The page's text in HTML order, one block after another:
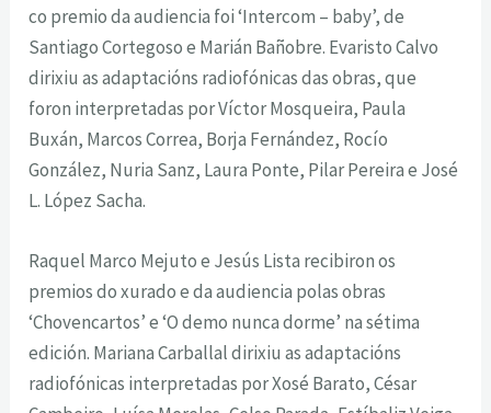
co premio da audiencia foi ‘Intercom – baby’, de
Santiago Cortegoso e Marián Bañobre. Evaristo Calvo
dirixiu as adaptacións radiofónicas das obras, que
foron interpretadas por Víctor Mosqueira, Paula
Buxán, Marcos Correa, Borja Fernández, Rocío
González, Nuria Sanz, Laura Ponte, Pilar Pereira e José
L. López Sacha.
Raquel Marco Mejuto e Jesús Lista recibiron os
premios do xurado e da audiencia polas obras
‘Chovencartos’ e ‘O demo nunca dorme’ na sétima
edición. Mariana Carballal dirixiu as adaptacións
radiofónicas interpretadas por Xosé Barato, César